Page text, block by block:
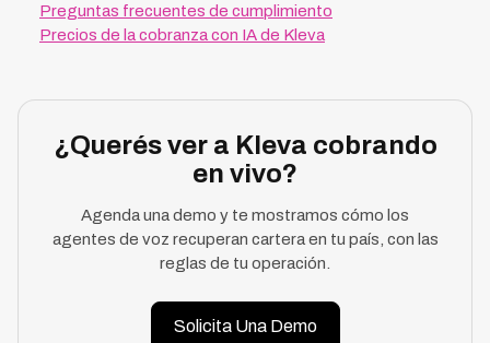
Preguntas frecuentes de cumplimiento
Precios de la cobranza con IA de Kleva
¿Querés ver a Kleva cobrando
en vivo?
Agenda una demo y te mostramos cómo los
agentes de voz recuperan cartera en tu país, con las
reglas de tu operación.
Solicita Una Demo